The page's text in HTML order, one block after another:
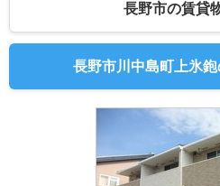
TOP
長野市の賃貸
長野市川中島町上氷